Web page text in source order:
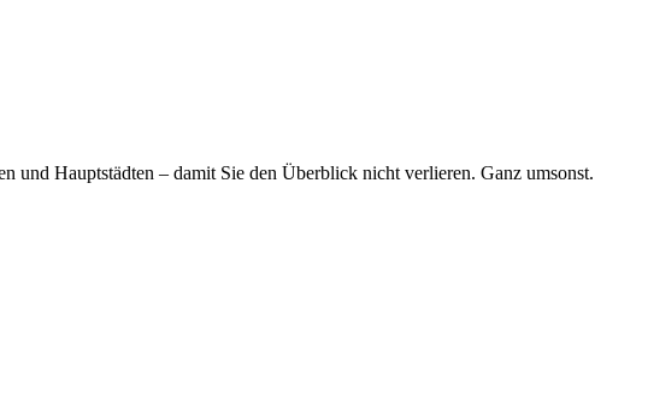
und Hauptstädten – damit Sie den Überblick nicht verlieren. Ganz umsonst.